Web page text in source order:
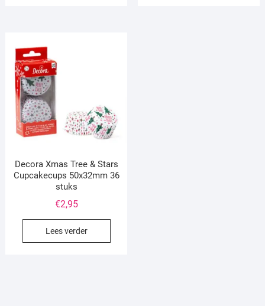
Decora Xmas Tree & Stars
Cupcakecups 50x32mm 36
stuks
€2,95
Lees verder